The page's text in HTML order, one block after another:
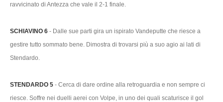
ravvicinato di Antezza che vale il 2-1 finale.
SCHIAVINO 6 - Dalle sue parti gira un ispirato Vandeputte che riesce a
gestire tutto sommato bene. Dimostra di trovarsi più a suo agio ai lati di
Stendardo.
STENDARDO 5 - Cerca di dare ordine alla retroguardia e non sempre ci
riesce. Soffre nei duelli aerei con Volpe, in uno dei quali scaturisce il gol